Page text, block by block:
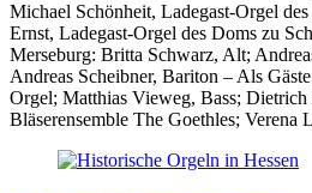
Michael Schönheit, Ladegast-Orgel
Ernst, Ladegast-Orgel des Doms zu
Merseburg: Britta Schwarz, Alt;
Andreas Scheibner, Bariton – Als
Orgel; Matthias Vieweg, Bass;
Bläserensemble The Goethles; Verena